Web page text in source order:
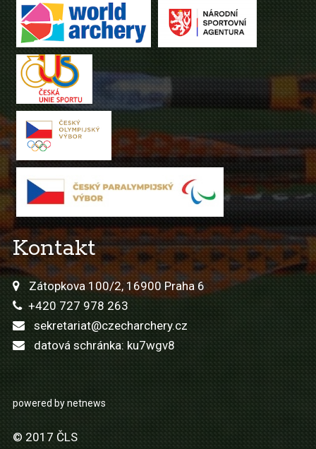
Kontakt
Zátopkova 100/2, 16900 Praha 6
+420 727 978 263
sekretariat@czecharchery.cz
datová schránka: ku7wgv8
powered by netnews
© 2017 ČLS